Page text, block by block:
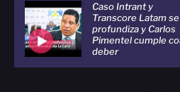
Caso Intrant y
Transcore Latam se
profundiza y Carlos
Pimentel cumple
deber